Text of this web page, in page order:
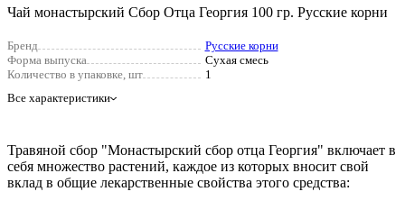
Чай монастырский Сбор Отца Георгия 100 гр. Русские корни
Бренд
Русские корни
Форма выпуска
Сухая смесь
Количество в упаковке, шт
1
Все характеристики
Травяной сбор "Монастырский сбор отца Георгия" включает в
себя множество растений, каждое из которых вносит свой
вклад в общие лекарственные свойства этого средства: